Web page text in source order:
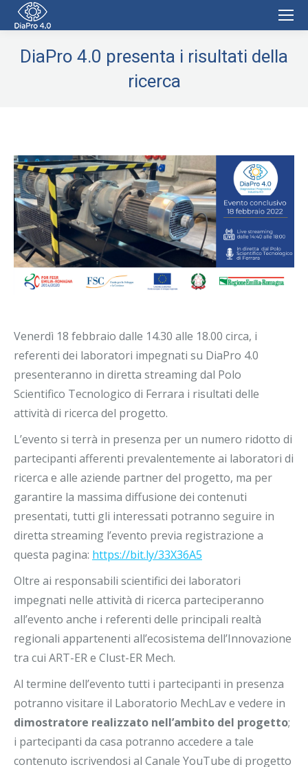
DiaPro 4.0 presenta i risultati della
ricerca
Venerdì 18 febbraio dalle 14.30 alle 18.00 circa, i
referenti dei laboratori impegnati su DiaPro 4.0
presenteranno in diretta streaming dal Polo
Scientifico Tecnologico di Ferrara i risultati delle
attività di ricerca del progetto.
L’evento si terrà in presenza per un numero ridotto di
partecipanti afferenti prevalentemente ai laboratori di
ricerca e alle aziende partner del progetto, ma per
garantire la massima diffusione dei contenuti
presentati, tutti gli interessati potranno seguire in
diretta streaming l’evento previa registrazione a
questa pagina: https://bit.ly/33X36A5
Oltre ai responsabili scientifici dei laboratori
impegnati nelle attività di ricerca parteciperanno
all’evento anche i referenti delle principali realtà
regionali appartenenti all’ecosistema dell’Innovazione
tra cui ART-ER e Clust-ER Mech.
Al termine dell’evento tutti i partecipanti in presenza
potranno visitare il Laboratorio MechLav e vedere in
dimostratore realizzato nell’ambito del progetto;
i partecipanti da casa potranno accedere a tale
contenuto iscrivendosi al Canale YouTube di progetto